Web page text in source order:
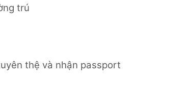
trú
thệ và nhận passport